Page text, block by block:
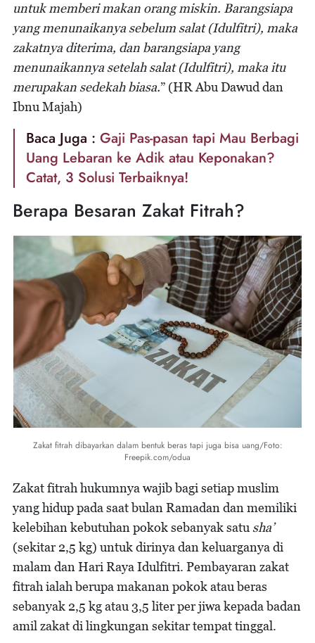
untuk memberi makan orang miskin. Barangsiapa
yang menunaikanya sebelum salat (Idulfitri), maka
zakatnya diterima, dan barangsiapa yang
menunaikannya setelah salat (Idulfitri), maka itu
merupakan sedekah biasa.” (HR Abu Dawud dan
Ibnu Majah)
Baca Juga : Gaji Pas-pasan tapi Mau Berbagi
Uang Lebaran ke Adik atau Keponakan?
Catat, 3 Solusi Terbaiknya!
Berapa Besaran Zakat Fitrah?
Zakat fitrah dibayarkan dalam bentuk beras tapi juga bisa uang/Foto:
Freepik.com/odua
Zakat fitrah hukumnya wajib bagi setiap muslim
yang hidup pada saat bulan Ramadan dan memiliki
kelebihan kebutuhan pokok sebanyak satu sha’
(sekitar 2,5 kg) untuk dirinya dan keluarganya di
malam dan Hari Raya Idulfitri. Pembayaran zakat
fitrah ialah berupa makanan pokok atau beras
sebanyak 2,5 kg atau 3,5 liter per jiwa kepada badan
amil zakat di lingkungan sekitar tempat tinggal.